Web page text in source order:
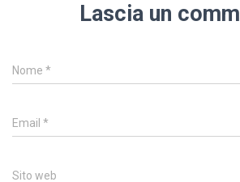
Lascia un
Nome *
Email *
Sito web